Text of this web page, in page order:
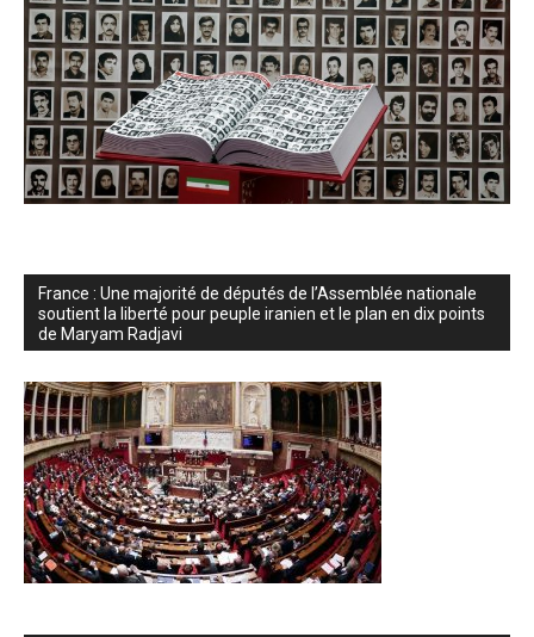
France : Une majorité de députés de l’Assemblée nationale
soutient la liberté pour peuple iranien et le plan en dix points
de Maryam Radjavi